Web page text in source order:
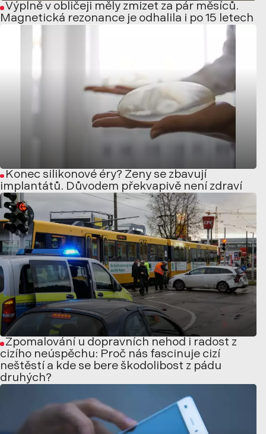
Výplně v obličeji měly zmizet za pár měsíců.
Magnetická rezonance je odhalila i po 15 letech
Konec silikonové éry? Ženy se zbavují
implantátů. Důvodem překvapivě není zdraví
Zpomalování u dopravních nehod i radost z
cizího neúspěchu: Proč nás fascinuje cizí
neštěstí a kde se bere škodolibost z pádu
druhých?